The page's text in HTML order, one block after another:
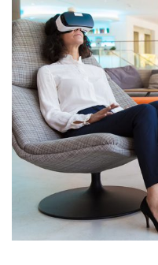
App for Health
DEVELOPMENT